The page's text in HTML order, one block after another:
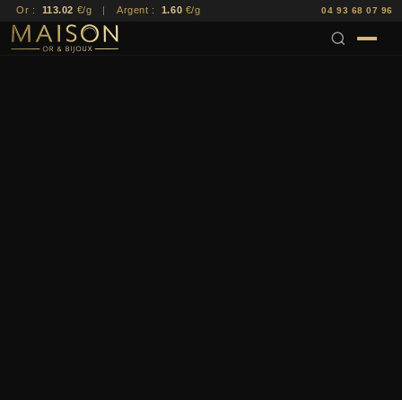
Or : 113.02 €/g | Argent : 1.60 €/g 04 93 68 07 96